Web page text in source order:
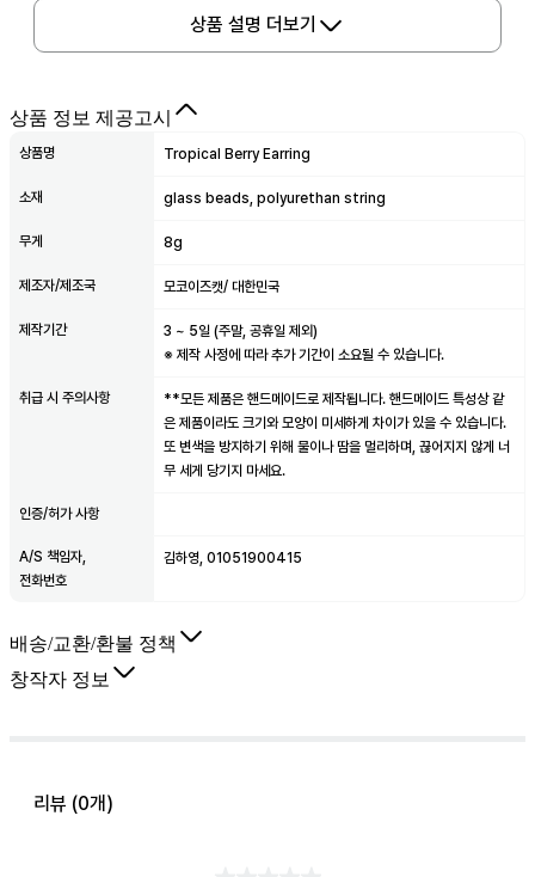
상품 설명 더보기
상품 정보 제공고시
상품명 Tropical Berry Earring
소재 glass beads, polyurethan string
무게 8g
제조자/제조국 모코이즈캣/ 대한민국
제작기간 3 ~ 5일 (주말, 공휴일 제외)
※ 제작 사정에 따라 추가 기간이 소요될 수 있습니다.
취급 시 주의사항
**모든 제품은 핸드메이드로 제작됩니다. 핸드메이드 특성상 같
은 제품이라도 크기와 모양이 미세하게 차이가 있을 수 있습니다.
또 변색을 방지하기 위해 물이나 땀을 멀리하며, 끊어지지 않게 너
무 세게 당기지 마세요.
인증/허가 사항
A/S 책임자,
전화번호
김하영, 01051900415
배송/교환/환불 정책
창작자 정보
리뷰 (0개)